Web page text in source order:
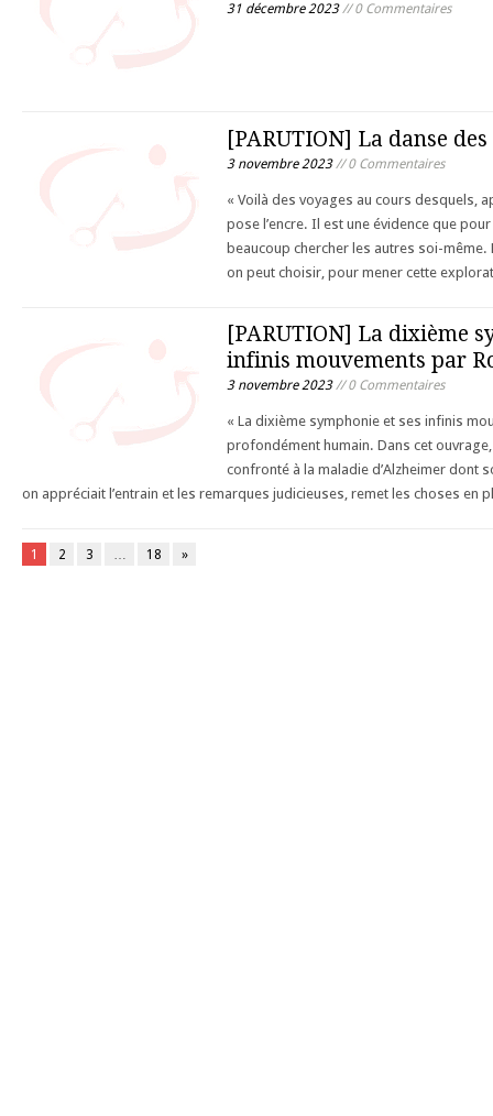
31 décembre 2023// 0 Commentaires
[PARUTION] La danse
3 novembre 2023// 0 Commentaires
« Voilà des voyages au cours desquels,
pose l’encre. Il est une évidence que
beaucoup chercher les autres soi-même.
on peut choisir, pour mener cette
[PARUTION] La dixième
infinis mouvements par
3 novembre 2023// 0 Commentaires
« La dixième symphonie et ses infinis
profondément humain. Dans cet
confronté à la maladie d’Alzheimer dont
on appréciait l’entrain et les remarques judicieuses, remet les choses en
1 2 3 … 18 »